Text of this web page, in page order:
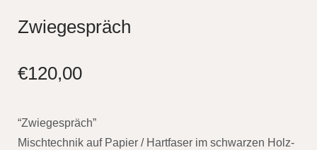
Zwiegespräch
€120,00
“Zwiegespräch”
Mischtechnik auf Papier / Hartfaser im schwarzen Holz-